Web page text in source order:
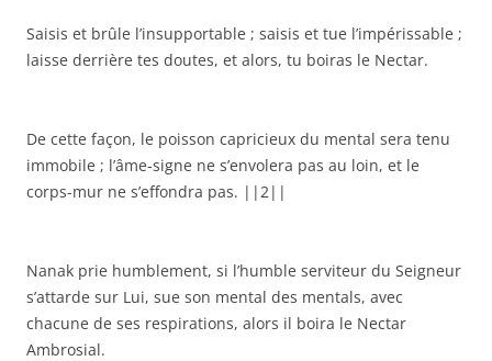
Saisis et brûle l’insupportable ; saisis et tue l’impérissable ;
laisse derrière tes doutes, et alors, tu boiras le Nectar.
De cette façon, le poisson capricieux du mental sera tenu
immobile ; l’âme-signe ne s’envolera pas au loin, et le
corps-mur ne s’effondra pas. ||2||
Nanak prie humblement, si l’humble serviteur du Seigneur
s’attarde sur Lui, sue son mental des mentals, avec
chacune de ses respirations, alors il boira le Nectar
Ambrosial.